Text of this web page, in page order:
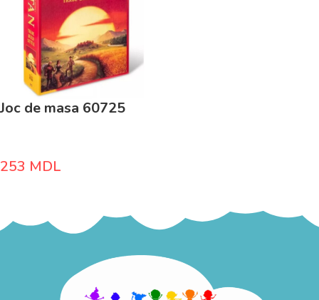
Joc de masa 60725
253 MDL